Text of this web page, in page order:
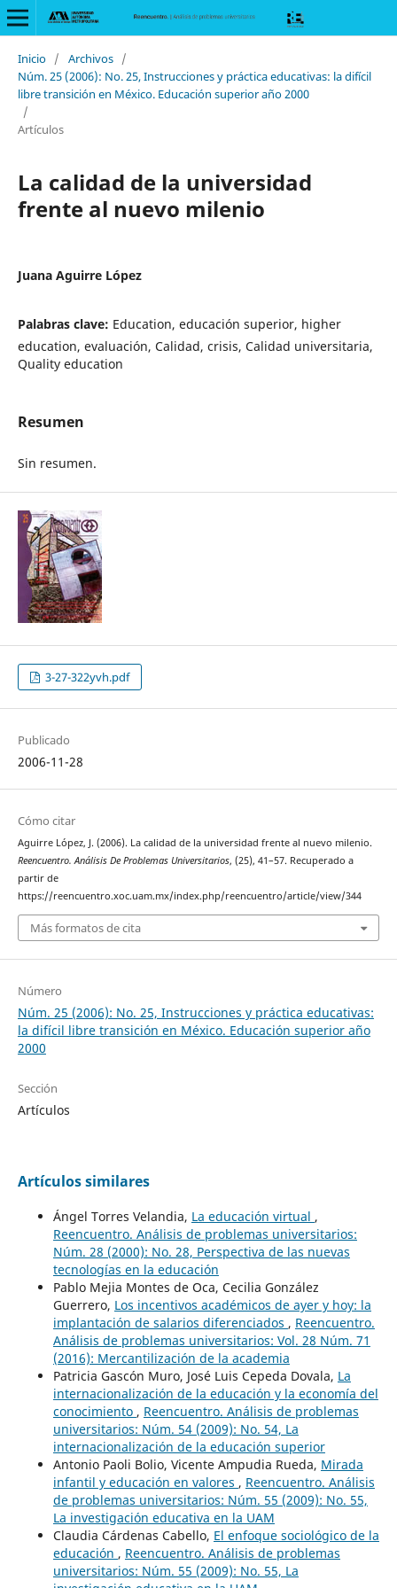
Inicio / Archivos /
Núm. 25 (2006): No. 25, Instrucciones y práctica educativas: la difícil
libre transición en México. Educación superior año 2000
/
Artículos
La calidad de la universidad
frente al nuevo milenio
Juana Aguirre López
Palabras clave: Education, educación superior, higher
education, evaluación, Calidad, crisis, Calidad universitaria,
Quality education
Resumen
Sin resumen.
3-27-322yvh.pdf
Publicado
2006-11-28
Cómo citar
Aguirre López, J. (2006). La calidad de la universidad frente al nuevo milenio.
Reencuentro. Análisis De Problemas Universitarios, (25), 41–57. Recuperado a
partir de
https://reencuentro.xoc.uam.mx/index.php/reencuentro/article/view/344
Más formatos de cita
Número
Núm. 25 (2006): No. 25, Instrucciones y práctica educativas:
la difícil libre transición en México. Educación superior año
2000
Sección
Artículos
Artículos similares
Ángel Torres Velandia, La educación virtual ,
Reencuentro. Análisis de problemas universitarios:
Núm. 28 (2000): No. 28, Perspectiva de las nuevas
tecnologías en la educación
Pablo Mejia Montes de Oca, Cecilia González
Guerrero, Los incentivos académicos de ayer y hoy: la
implantación de salarios diferenciados , Reencuentro.
Análisis de problemas universitarios: Vol. 28 Núm. 71
(2016): Mercantilización de la academia
Patricia Gascón Muro, José Luis Cepeda Dovala, La
internacionalización de la educación y la economía del
conocimiento , Reencuentro. Análisis de problemas
universitarios: Núm. 54 (2009): No. 54, La
internacionalización de la educación superior
Antonio Paoli Bolio, Vicente Ampudia Rueda, Mirada
infantil y educación en valores , Reencuentro. Análisis
de problemas universitarios: Núm. 55 (2009): No. 55,
La investigación educativa en la UAM
Claudia Cárdenas Cabello, El enfoque sociológico de la
educación , Reencuentro. Análisis de problemas
universitarios: Núm. 55 (2009): No. 55, La